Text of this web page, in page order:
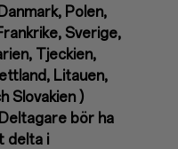
Polen,
Sverige,
Tjeckien,
Litauen,
Slovakien )
bör ha
delta i